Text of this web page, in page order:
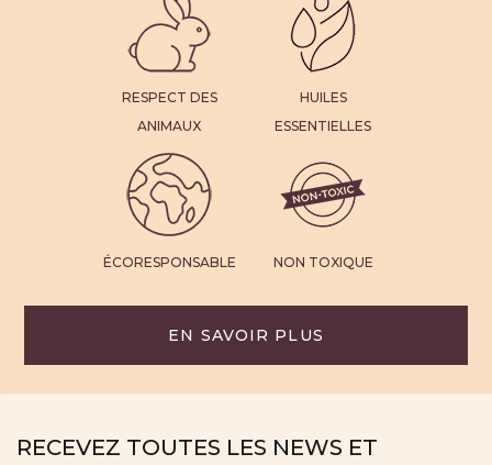
RESPECT DES
ANIMAUX
HUILES
ESSENTIELLES
ÉCORESPONSABLE NON TOXIQUE
EN SAVOIR PLUS
RECEVEZ TOUTES LES NEWS ET